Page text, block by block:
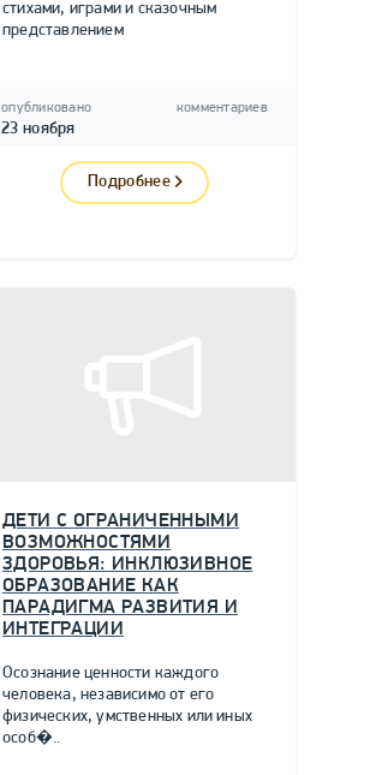
стихами, играми и сказочным
представлением
опубликовано
23 ноября
комментариев
Подробнее
ДЕТИ С ОГРАНИЧЕННЫМИ
ВОЗМОЖНОСТЯМИ
ЗДОРОВЬЯ: ИНКЛЮЗИВНОЕ
ОБРАЗОВАНИЕ КАК
ПАРАДИГМА РАЗВИТИЯ И
ИНТЕГРАЦИИ
Осознание ценности каждого
человека, независимо от его
физических, умственных или иных
особ�..